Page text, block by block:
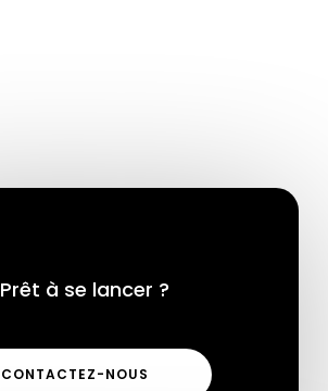
Prêt à se lancer ?
CONTACTEZ-NOUS